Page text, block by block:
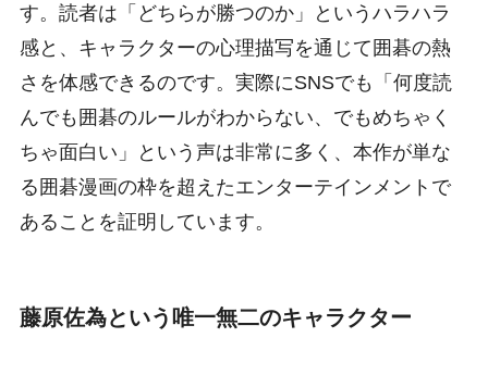
す。読者は「どちらが勝つのか」というハラハラ
感と、キャラクターの心理描写を通じて囲碁の熱
さを体感できるのです。実際にSNSでも「何度読
んでも囲碁のルールがわからない、でもめちゃく
ちゃ面白い」という声は非常に多く、本作が単な
る囲碁漫画の枠を超えたエンターテインメントで
あることを証明しています。
藤原佐為という唯一無二のキャラクター